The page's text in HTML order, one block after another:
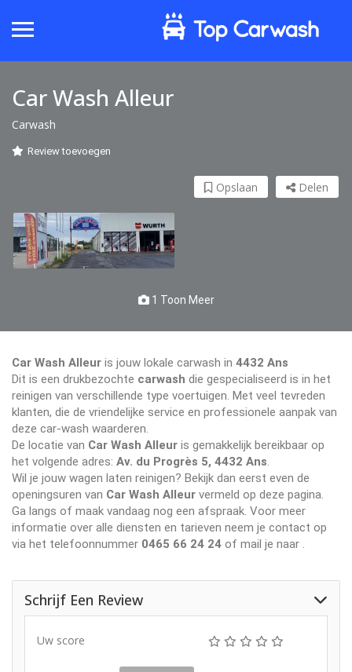
Car Wash Alleur
Carwash
Review toevoegen
Delen
Opslaan
1 Toon Meer
Car Wash Alleur is jouw lokale carwash in 4432 Ans
Dit is een drukbezochte carwash die gespecialiseerd is in het
reinigen van verschillende type voertuigen. Met veel tevreden
klanten, die de vriendelijke service en professionele aanpak van
deze car-wash waarderen.
De locatie van Car Wash Alleur is gemakkelijk bereikbaar op
het volgende adres: Av. du Progrès 5, 4432 Ans
Wil je jouw wagen laten reinigen? Bekijk dan eerst even de
openingsuren van Car Wash Alleur vermeld op deze pagina.
Ga langs of maak vandaag nog een afspraak. Voor meer
informatie over alle diensten en tarieven neem je contact op
via het telefoonnummer 0465 66 24 24 of mail je naar
Schrijf Een Review
Uw score